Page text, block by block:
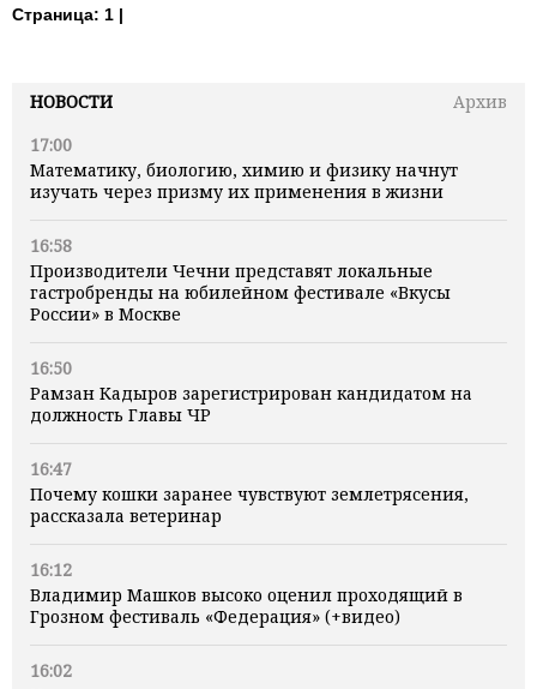
НОВОСТИ
Архив
17:00
Математику, биологию, химию и физику начнут
изучать через призму их применения в жизни
16:58
Производители Чечни представят локальные
гастробренды на юбилейном фестивале «Вкусы
России» в Москве
16:50
Рамзан Кадыров зарегистрирован кандидатом на
должность Главы ЧР
16:47
Почему кошки заранее чувствуют землетрясения,
рассказала ветеринар
16:12
Владимир Машков высоко оценил проходящий в
Грозном фестиваль «Федерация» (+видео)
16:02
Страница: 1 |